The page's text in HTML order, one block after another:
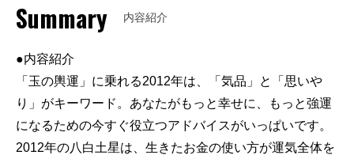
Summary 内容紹介
●内容紹介
「玉の輿運」に乗れる2012年は、「気品」と「思いや
り」がキーワード。あなたがもっと幸せに、もっと強運
になるための今すぐ役立つアドバイスがいっぱいです。
2012年の八白土星は、生きたお金の使い方が運気全体を